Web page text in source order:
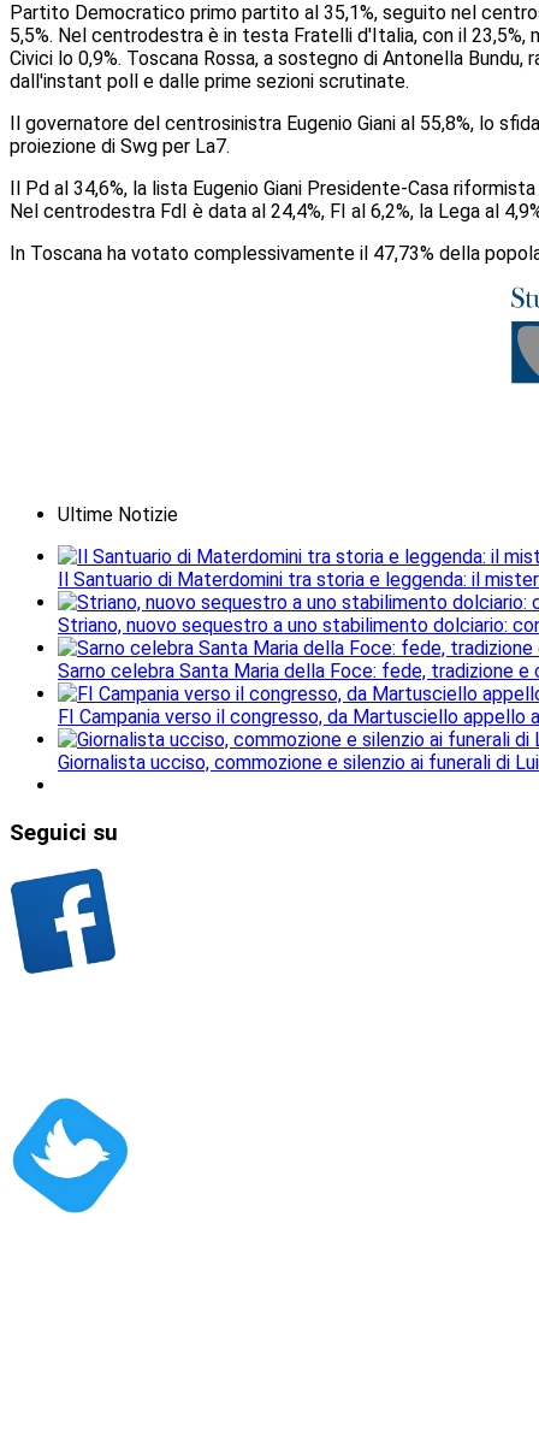
Partito Democratico primo partito al 35,1%, seguito nel
5,5%. Nel centrodestra è in testa Fratelli d'Italia, con il 23,5%,
Civici lo 0,9%. Toscana Rossa, a sostegno di Antonella
dall'instant poll e dalle prime sezioni scrutinate.
Il governatore del centrosinistra Eugenio Giani al 55,8%, lo
proiezione di Swg per La7.
Il Pd al 34,6%, la lista Eugenio Giani Presidente-Casa
Nel centrodestra FdI è data al 24,4%, FI al 6,2%, la Lega al
In Toscana ha votato complessivamente il 47,73% della
Ultime Notizie
Il Santuario di Materdomini tra storia e leggenda: il
Striano, nuovo sequestro a uno stabilimento dolciario:
Sarno celebra Santa Maria della Foce: fede, tradizione
FI Campania verso il congresso, da Martusciello appello
Giornalista ucciso, commozione e silenzio ai funerali di
Seguici su